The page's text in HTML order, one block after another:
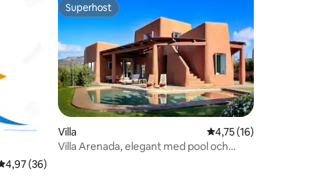
av 5 i genomsnittligt betyg, 36 omdömen
4,97 (36)
Superhost
Superhost
Villa 4,75 av 5 i
4,75 (16)
Villa Arenada, elegant med pool och